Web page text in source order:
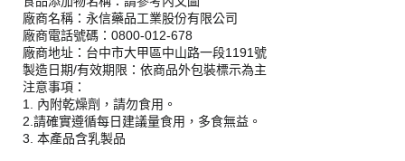
廠商名稱：永信藥品工業股份有限公司
廠商電話號碼：0800-012-678
廠商地址：台中市大甲區中山路一段1191號
製造日期/有效期限：依商品外包裝標示為主
注意事項：
1. 內附乾燥劑，請勿食用。
2.請確實遵循每日建議量食用，多食無益。
3. 本產品含乳製品